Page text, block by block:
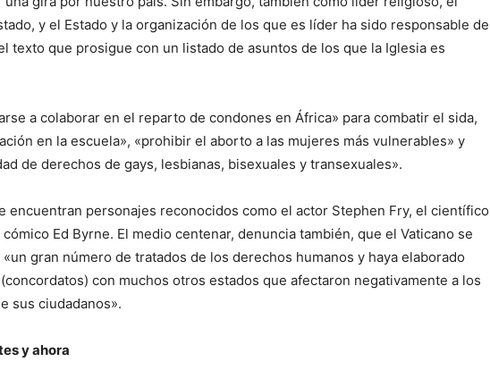
y el Estado y la organización de los que es líder ha sido responsable de
texto que prosigue con un listado de asuntos de los que la Iglesia es
a colaborar en el reparto de condones en África» para combatir el sida,
en la escuela», «prohibir el aborto a las mujeres más vulnerables» y
de derechos de gays, lesbianas, bisexuales y transexuales».
encuentran personajes reconocidos como el actor Stephen Fry, el científico
Ed Byrne. El medio centenar, denuncia también, que el Vaticano se
gran número de tratados de los derechos humanos y haya elaborado
con muchos otros estados que afectaron negativamente a los
sus ciudadanos».
y ahora